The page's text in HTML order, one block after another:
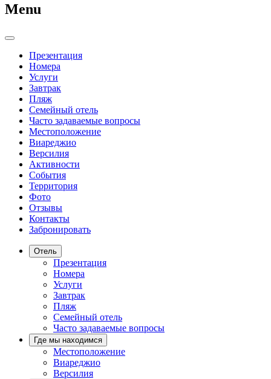
Menu
Презентация
Номера
Услуги
Завтрак
Пляж
Семейный отель
Часто задаваемые вопросы
Местоположение
Виареджио
Версилия
Активности
События
Территория
Фото
Отзывы
Контакты
Забронировать
Отель
Презентация
Номера
Услуги
Завтрак
Пляж
Семейный отель
Часто задаваемые вопросы
Где мы находимся
Местоположение
Виареджио
Версилия